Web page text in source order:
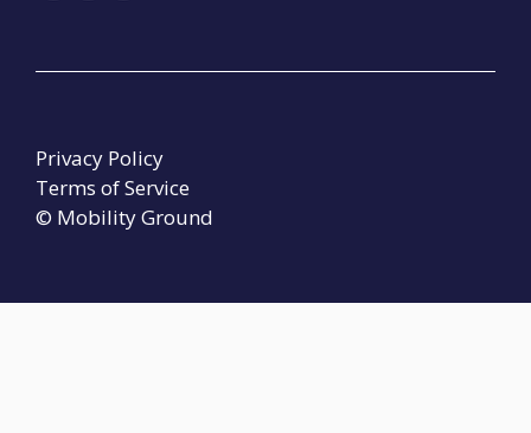
© Mobility Ground
Privacy Policy
Terms of Service